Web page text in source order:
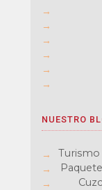
NUESTRO
Turismo